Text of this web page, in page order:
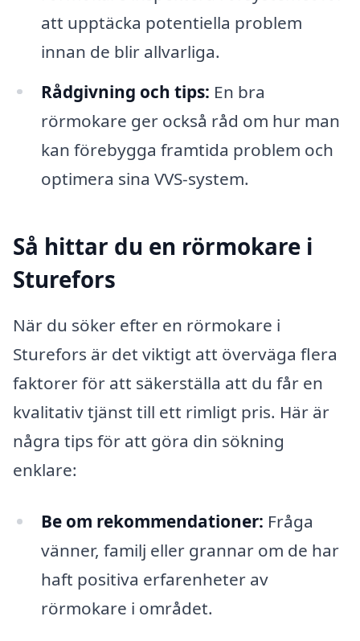
att upptäcka potentiella problem
innan de blir allvarliga.
Rådgivning och tips: En bra
rörmokare ger också råd om hur man
kan förebygga framtida problem och
optimera sina VVS-system.
Så hittar du en rörmokare i
Sturefors
När du söker efter en rörmokare i
Sturefors är det viktigt att överväga flera
faktorer för att säkerställa att du får en
kvalitativ tjänst till ett rimligt pris. Här är
några tips för att göra din sökning
enklare:
Be om rekommendationer: Fråga
vänner, familj eller grannar om de har
haft positiva erfarenheter av
rörmokare i området.